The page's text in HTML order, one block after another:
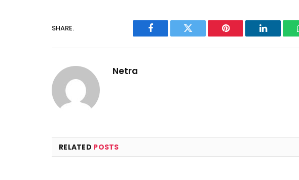
SHARE.
Facebook Twitter Pinterest LinkedIn
Netra
RELATED POSTS